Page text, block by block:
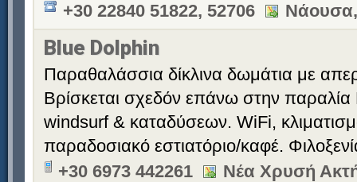
+30 22840 51822, 52706
Νάουσα,
Blue Dolphin
Παραθαλάσσια δίκλινα δωμάτια με
Βρίσκεται σχεδόν επάνω στην
windsurf & καταδύσεων. WiFi,
παραδοσιακό εστιατόριο/καφέ.
+30 6973 442261
Νέα Χρυσή